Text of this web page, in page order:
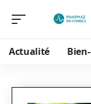
Actualité